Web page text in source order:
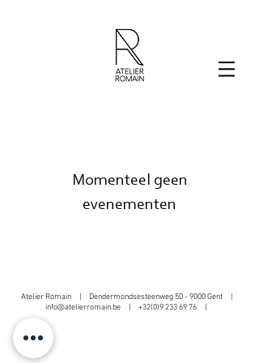
Momenteel geen
evenementen
Atelier Romain | Dendermondsesteenweg 50 - 9000 Gent |
info@atelierromain.be| +32(0)9 233 69 76|